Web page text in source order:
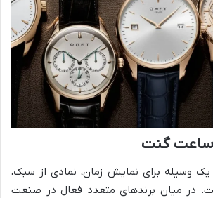
ساعت گنت
یک وسیله برای نمایش زمان، نمادی از سبک،
میان برندهای متعدد فعال در صنعت